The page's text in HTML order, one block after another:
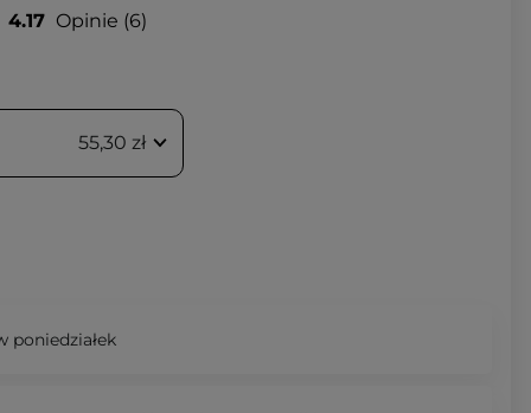
4.17 Opinie 6
55,30 zł
poniedziałek